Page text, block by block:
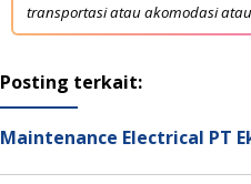
transportasi atau akomodasi
Posting terkait:
Maintenance Electrical PT